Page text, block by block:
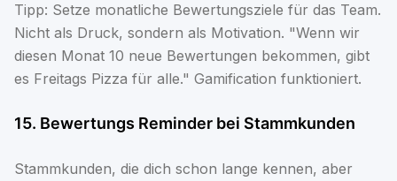
Tipp: Setze monatliche Bewertungsziele für das Team.
Nicht als Druck, sondern als Motivation. "Wenn wir
diesen Monat 10 neue Bewertungen bekommen, gibt
es Freitags Pizza für alle." Gamification funktioniert.
15. Bewertungs Reminder bei Stammkunden
Stammkunden, die dich schon lange kennen, aber